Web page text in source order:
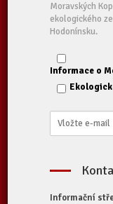
Moravských
ekologického
Hodonínsku.
Informace o
Informační